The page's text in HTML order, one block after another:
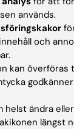
death and
link that
AY,
Physiol Rev.
används.
och
kan överföras
helst ändra
längst